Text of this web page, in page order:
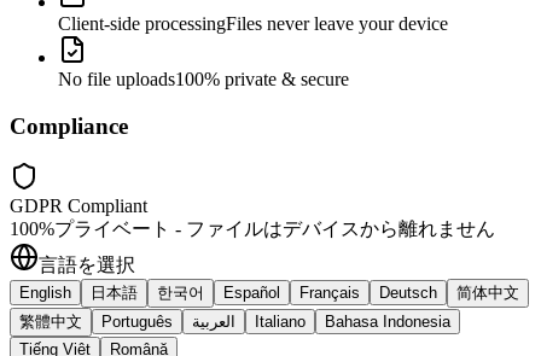
Client-side processingFiles never leave your device
No file uploads100% private & secure
Compliance
GDPR Compliant
100%プライベート - ファイルはデバイスから離れません
言語を選択
English 日本語 한국어 Español Français Deutsch
简体中文
繁體中文
Português العربية Italiano
Bahasa Indonesia
Tiếng Việt
Română